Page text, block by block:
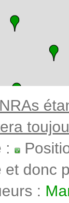
:
et donc
: